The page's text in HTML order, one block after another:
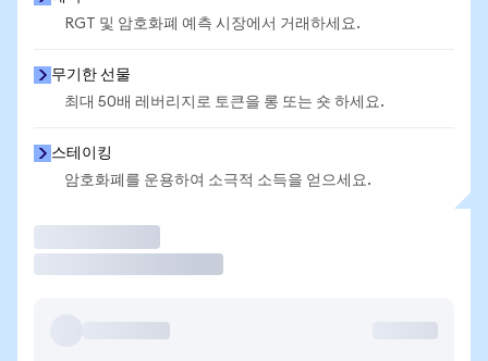
RGT 및 암호화폐 예측 시장에서 거래하세요.
무기한 선물
최대 50배 레버리지로 토큰을 롱 또는 숏 하세요.
스테이킹
암호화폐를 운용하여 소극적 소득을 얻으세요.